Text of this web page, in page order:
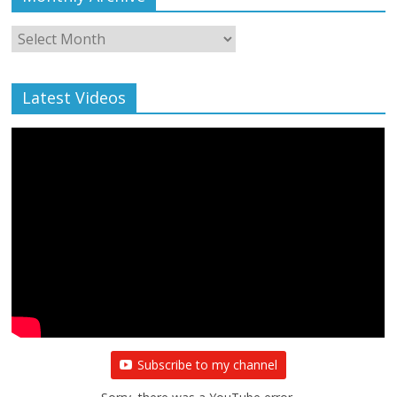
Monthly
Archive
Latest Videos
Subscribe to my channel